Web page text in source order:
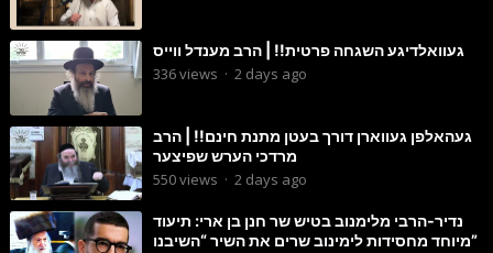
געוואלדיגע השגחה פרטית!! | הרב מענדל ווייס
336views · 2 days ago
געהאלפן געווארן דורך בעטן מתנת חינם!! | הרב
מרדכי הערש שפיצער
550views · 2 days ago
נדיר-הרבי מלימנוב בטיש שר חנן בן ארי: תיעוד
מיוחד מחסידות לימינוב שרים את השיר “השיבנו”